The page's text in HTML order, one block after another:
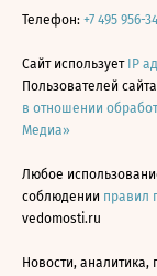
Телефон: +7 495 956-
Сайт использует IP
Пользователей
в отношении
Медиа»
Любое
соблюдении правил
vedomosti.ru
Новости,